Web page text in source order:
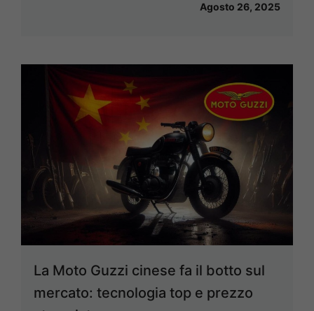
Agosto 26, 2025
La Moto Guzzi cinese fa il botto sul
mercato: tecnologia top e prezzo